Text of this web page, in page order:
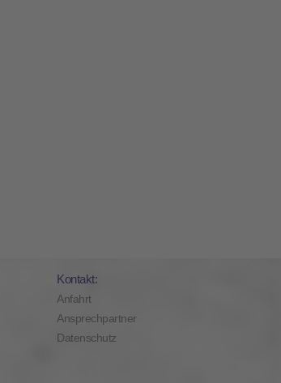
Kontakt:
Anfahrt
Ansprechpartner
Datenschutz